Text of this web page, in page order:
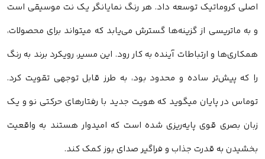
اصلی کروماتیک توسعه داد. هر رنگ نمایانگر یک نت موسیقی است
و به ماتریسی از گزینه‌ها گسترش می‌یابد که میتواند برای محصولات،
همکاری‌ها و ارتباطات آینده به کار رود. این مسیر، رویکرد برند به رنگ
را که پیش‌تر ساده و محدود بود، به طرز قابل توجهی تقویت کرد.
توماس در پایان میگوید که هویت جدید با رفتارهای حرکتی نو و یک
زبان بصری قوی پایه‌ریزی شده است که امیدوار هستند به واقعیت
بخشیدن به قدرت جذاب و فراگیر صدای بوز کمک کند.